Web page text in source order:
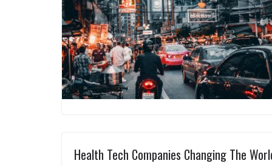
Health Tech Companies Changing The